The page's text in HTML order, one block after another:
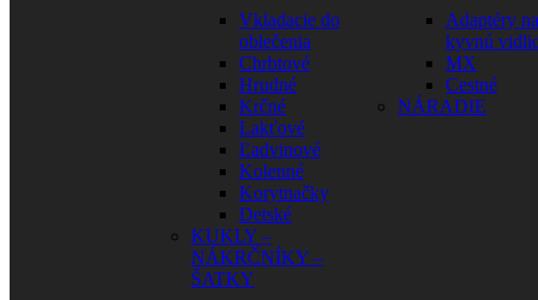
Vkladacie do
oblečenia
Chrbtové
Hrudné
Krčné
Lakťové
Ľadvinové
Kolenné
Korytnačky
Detské
KUKLY –
NÁKRČNÍKY –
ŠATKY
Adaptéry na
kyvnú
MX
Cestné
NÁRADIE